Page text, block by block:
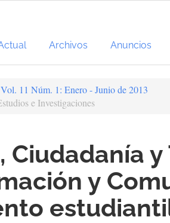
Archivos Anuncios
Vol. 11 Núm. 1: Enero - Junio de 2013
e Investigaciones
Ciudadanía
y